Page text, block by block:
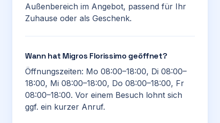
Außenbereich im Angebot, passend für Ihr
Zuhause oder als Geschenk.
Wann hat Migros Florissimo geöffnet?
Öffnungszeiten: Mo 08:00–18:00, Di 08:00–
18:00, Mi 08:00–18:00, Do 08:00–18:00, Fr
08:00–18:00. Vor einem Besuch lohnt sich
ggf. ein kurzer Anruf.